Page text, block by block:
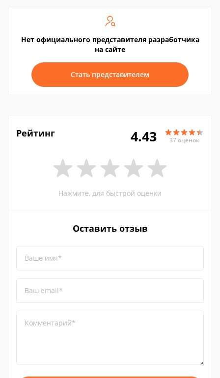
Нет официального представителя разработчика
на сайте
Стать представителем
Рейтинг 4.43 37 оценок
Нажмите, для быстрой оценки
Оставить отзыв
Ваше имя*
Ваш email*
Комментарий*